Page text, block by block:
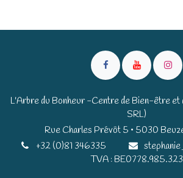
L'Arbre du Bonheur -Centre de Bien-être et
SRL)
Rue Charles Prévôt 5 • 5030
+32 (0)81 346335
TVA : BE0778.985.323